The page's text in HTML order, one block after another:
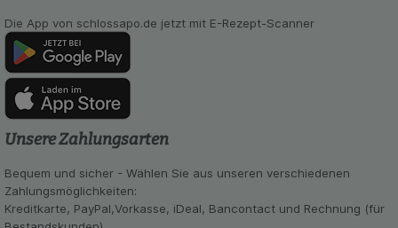
Statistik & Tracking: Hierüber lassen sich
Informationen über die Art und Weise der Nutzung
unserer Website sammeln, mit deren Hilfe wir
unsere Website weiter für Sie optimieren können,
den Inhalt auf unserer Website aber auch die
Werbung auf Drittseiten möglichst relevant für Sie
zu gestalten. Bitte beachten Sie, dass Daten
hierfür teilweise an Dritte wie z.B. Google oder
Die App von schlossapo.de jetzt mit E-Rezept-Scanner
Unsere Zahlungsarten
Bequem und sicher - Wählen Sie aus unseren verschiedenen
Zahlungsmöglichkeiten:
Kreditkarte, PayPal,Vorkasse, iDeal, Bancontact und Rechnung (für